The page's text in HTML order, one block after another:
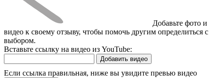
Добавьте фото и
видео к своему отзыву, чтобы помочь другим определиться с
выбором.
Вставьте ссылку на видео из YouTube:
Добавить видео
Если ссылка правильная, ниже вы увидите превью видео